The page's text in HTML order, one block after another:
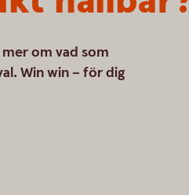
om vad som
Win win – för dig